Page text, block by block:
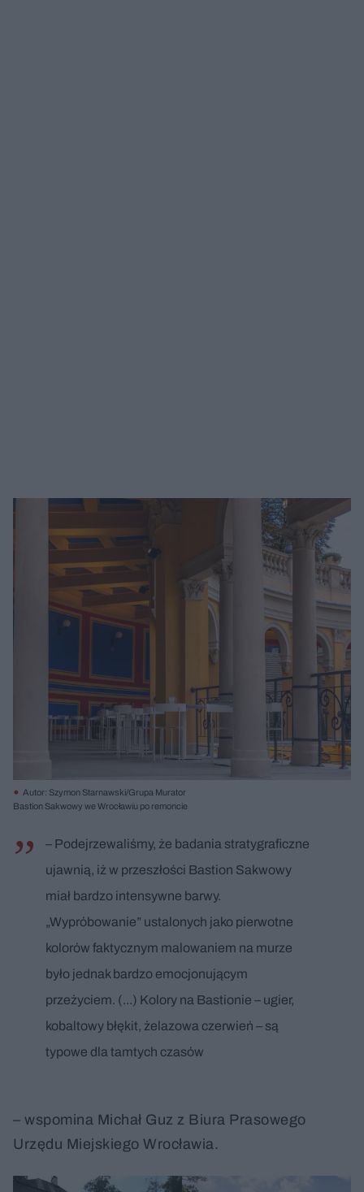
Autor: Szymon Starnawski/Grupa Murator
Bastion Sakwowy we Wrocławiu po remoncie
– Podejrzewaliśmy, że badania stratygraficzne
ujawnią, iż w przeszłości Bastion Sakwowy
miał bardzo intensywne barwy.
„Wypróbowanie” ustalonych jako pierwotne
kolorów faktycznym malowaniem na murze
było jednak bardzo emocjonującym
przeżyciem. (...) Kolory na Bastionie – ugier,
kobaltowy błękit, żelazowa czerwień – są
typowe dla tamtych czasów
– wspomina Michał Guz z Biura Prasowego
Urzędu Miejskiego Wrocławia.